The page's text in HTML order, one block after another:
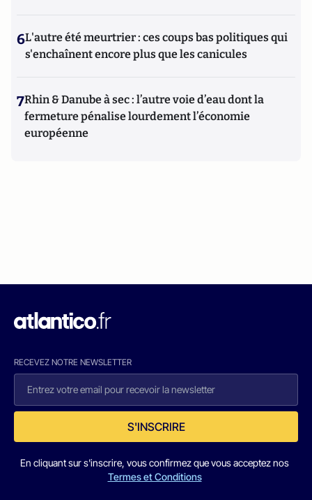
6L'autre été meurtrier : ces coups bas politiques qui
s'enchaînent encore plus que les canicules
7Rhin & Danube à sec : l’autre voie d’eau dont la
fermeture pénalise lourdement l’économie
européenne
RECEVEZ NOTRE NEWSLETTER
S'INSCRIRE
En cliquant sur s'inscrire, vous confirmez que vous acceptez nos
Termes et Conditions